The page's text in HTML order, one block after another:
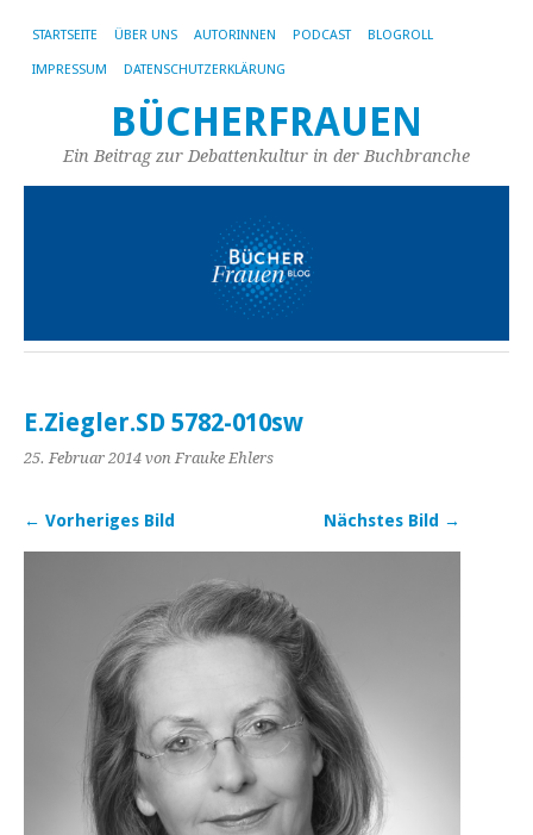
STARTSEITE ÜBER UNS AUTORINNEN PODCAST BLOGROLL
IMPRESSUM DATENSCHUTZERKLÄRUNG
BÜCHERFRAUEN
Ein Beitrag zur Debattenkultur in der Buchbranche
E.Ziegler.SD 5782-010sw
25. Februar 2014 von Frauke Ehlers
← Vorheriges Bild Nächstes Bild →